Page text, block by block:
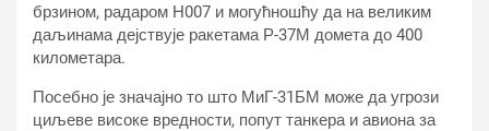
брзином, радаром Н007 и могућношћу да на великим
даљинама дејствује ракетама Р-37М домета до 400
километара.
Посебно је значајно то што МиГ-31БМ може да угрози
циљеве високе вредности, попут танкера и авиона за